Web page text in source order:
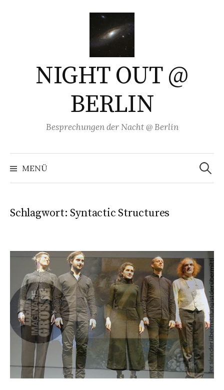
NIGHT OUT @
BERLIN
Besprechungen der Nacht @ Berlin
MENÜ
Suchen
nach:
Schlagwort: Syntactic Structures